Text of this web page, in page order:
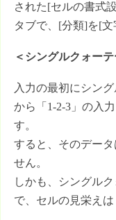
された[セルの書式
タブで、[分類]を[文
＜シングルクォー
入力の最初にシン
から「1-2-3」の入
す。
すると、そのデー
せん。
しかも、シングル
で、セルの見栄えは